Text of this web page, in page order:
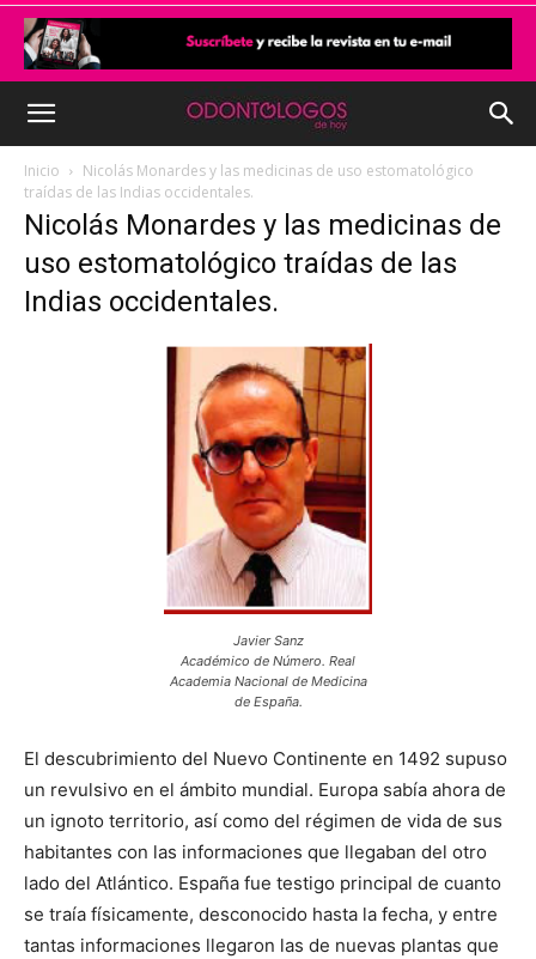
Inicio
Nicolás Monardes y las medicinas de uso estomatológico
traídas de las Indias occidentales.
Nicolás Monardes y las medicinas de
uso estomatológico traídas de las
Indias occidentales.
Javier Sanz
Académico de Número. Real
Academia Nacional de Medicina
de España.
El descubrimiento del Nuevo Continente en 1492 supuso
un revulsivo en el ámbito mundial. Europa sabía ahora de
un ignoto territorio, así como del régimen de vida de sus
habitantes con las informaciones que llegaban del otro
lado del Atlántico. España fue testigo principal de cuanto
se traía físicamente, desconocido hasta la fecha, y entre
tantas informaciones llegaron las de nuevas plantas que